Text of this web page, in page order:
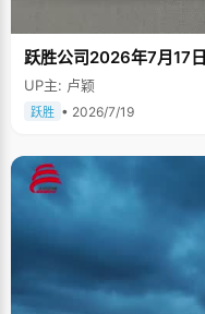
跃胜公司2026年7月17日
UP主: 卢颖
跃胜 • 2026/7/19